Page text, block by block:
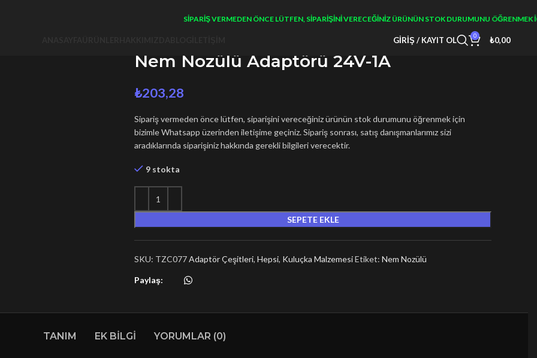
SIPARIŞ VERMEDEN ÖNCE LÜTFEN, SIPARIŞINI VERECEĞINIZ ÜRÜNÜN STOK DURUMUNU ÖĞRENMEK
GIRIŞ / KAYIT OL 0 ₺0,00
Nem Nozülü Adaptörü 24V-1A
₺203,28
Sipariş vermeden önce lütfen, siparişini vereceğiniz ürünün stok durumunu öğrenmek için
bizimle Whatsapp üzerinden iletişime geçiniz. Sipariş sonrası, satış danışmanlarımız sizi
aradıklarında siparişiniz hakkında gerekli bilgileri verecektir.
9 stokta
SEPETE EKLE
SKU: TZC077Adaptör Çeşitleri, Hepsi, Kuluçka MalzemesiEtiket: Nem Nozülü
Paylaş:
TANIM EK BILGI YORUMLAR (0)